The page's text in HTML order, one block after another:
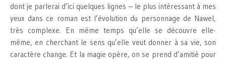
dont je parlerai d’ici quelques lignes – le plus intéressant à mes
yeux dans ce roman est l’évolution du personnage de Nawel,
très complexe. En même temps qu’elle se découvre elle-
même, en cherchant le sens qu’elle veut donner à sa vie, son
caractère change. Et la magie opère, on se prend d’amitié pour